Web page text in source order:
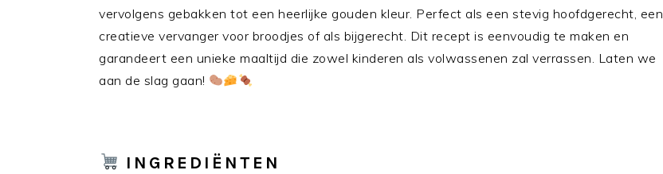
vervolgens gebakken tot een heerlijke gouden kleur. Perfect als een stevig hoofdgerecht, een
creatieve vervanger voor broodjes of als bijgerecht. Dit recept is eenvoudig te maken en
garandeert een unieke maaltijd die zowel kinderen als volwassenen zal verrassen. Laten we
aan de slag gaan!
INGREDIËNTEN